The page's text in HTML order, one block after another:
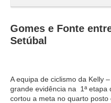
Gomes e Fonte
Setúbal
A equipa de ciclismo da Kelly
grande evidência na 1ª etapa
cortou a meta no quarto